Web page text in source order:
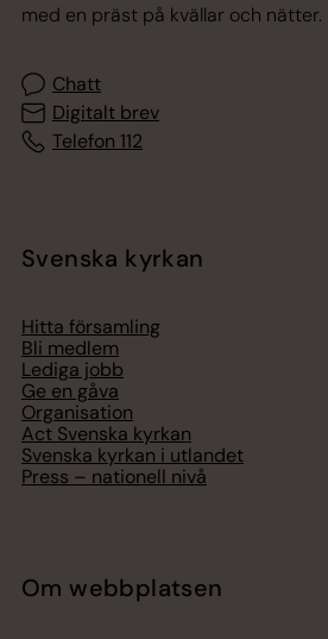
med en präst på kvällar och nätter.
Chatt
Digitalt brev
Telefon 112
Svenska kyrkan
Hitta församling
Bli medlem
Lediga jobb
Ge en gåva
Organisation
Act Svenska kyrkan
Svenska kyrkan i utlandet
Press – nationell nivå
Om webbplatsen